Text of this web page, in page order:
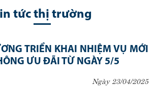
tức thị trường
TRIỂN KHAI NHIỆM VỤ MỚI
ƯU ĐÃI TỪ NGÀY 5/5
Ngày 23/04/2025